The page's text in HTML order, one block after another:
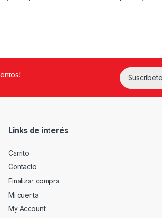
Links de interés
Carrito
Contacto
Finalizar compra
Mi cuenta
My Account